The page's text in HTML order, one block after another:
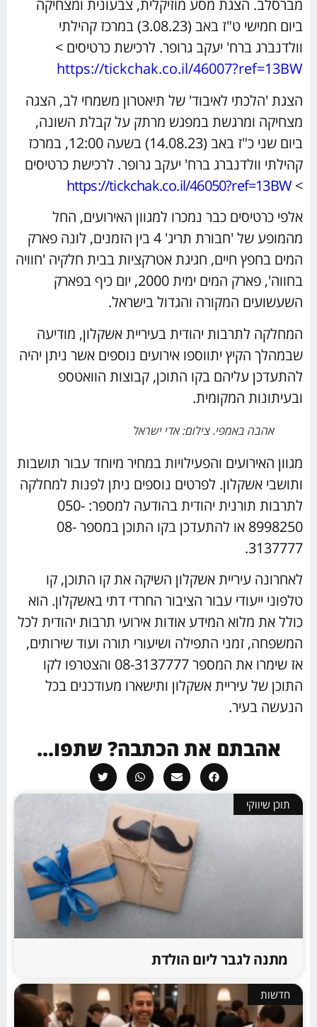
מברסלב. הצגת מסע מוזיקלית, צבעונית ומצחיקה
ביום חמישי ט"ז באב (3.08.23) במרכז קהילתי
וולדנברג ברח' יעקב גרופר. לרכישת כרטיסים >
https://tickchak.co.il/46007?ref=13BW
הצגת 'הלכתי לאיבוד' של תיאטרון משמחי לב, הצגה
מצחיקה ומרגשת במפגש מרתק על קבלת השונה,
ביום שני כ"ז באב (14.08.23) בשעה 12:00, במרכז
קהילתי וולדנברג ברח' יעקב גרופר. לרכישת כרטיסים
https://tickchak.co.il/46050?ref=13BW
אלפי כרטיסים כבר נמכרו למגוון האירועים, החל
מהמופע של 'חבורת תריג' 4 בין הזמנים, לונה פארק
המים בחפץ חיים, חגיגת אטרקציות בבית חלקיה 'חוויה
בחווה', פארק המים ימית 2000, יום כיף בפארק
השעשועים המקורה והגדול בישראל.
המחלקה לתרבות יהודית בעיריית אשקלון, מודיעה
שבמהלך הקיץ יתווספו אירועים נוספים אשר ניתן יהיה
להתעדכן עליהם בקו התוכן, קבוצות הוואטספ
ובעיתונות המקומית.
אהבה באמפי. צילום: אדי ישראל
מגוון האירועים והפעילויות במחיר מיוחד עבור תושבות
ותושבי אשקלון. לפרטים נוספים ניתן לפנות למחלקה
לתרבות תורנית יהודית בהודעה למספר: 050-
8998250 או להתעדכן בקו התוכן במספר 08-
3137777.
לאחרונה עיריית אשקלון השיקה את קו התוכן, קו
טלפוני ייעודי עבור הציבור החרדי דתי באשקלון. הוא
כולל את מלוא המידע אודות אירועי תרבות יהודית לכל
המשפחה, זמני התפילה ושיעורי תורה ועוד שירותים,
אז שימרו את המספר 08-3137777 והצטרפו לקו
התוכן של עיריית אשקלון ותישארו מעודכנים בכל
הנעשה בעיר.
אהבתם את הכתבה? שתפו...
תוכן שיווקי
מתנה לגבר ליום הולדת
חדשות